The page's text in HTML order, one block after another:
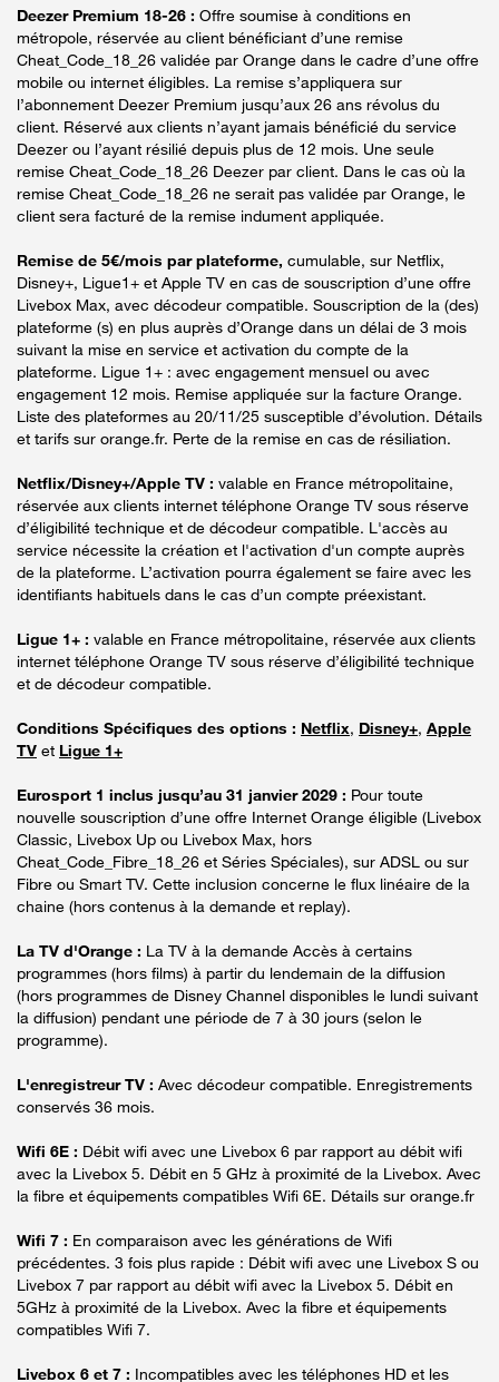
Deezer Premium 18-26 : Offre soumise à conditions en
métropole, réservée au client bénéficiant d’une remise
Cheat_Code_18_26 validée par Orange dans le cadre d’une offre
mobile ou internet éligibles. La remise s’appliquera sur
l’abonnement Deezer Premium jusqu’aux 26 ans révolus du
client. Réservé aux clients n’ayant jamais bénéficié du service
Deezer ou l’ayant résilié depuis plus de 12 mois. Une seule
remise Cheat_Code_18_26 Deezer par client. Dans le cas où la
remise Cheat_Code_18_26 ne serait pas validée par Orange, le
client sera facturé de la remise indument appliquée.
Remise de 5€/mois par plateforme, cumulable, sur Netflix,
Disney+, Ligue1+ et Apple TV en cas de souscription d’une offre
Livebox Max, avec décodeur compatible. Souscription de la (des)
plateforme (s) en plus auprès d’Orange dans un délai de 3 mois
suivant la mise en service et activation du compte de la
plateforme. Ligue 1+ : avec engagement mensuel ou avec
engagement 12 mois. Remise appliquée sur la facture Orange.
Liste des plateformes au 20/11/25 susceptible d’évolution. Détails
et tarifs sur orange.fr. Perte de la remise en cas de résiliation.
Netflix/Disney+/Apple TV : valable en France métropolitaine,
réservée aux clients internet téléphone Orange TV sous réserve
d’éligibilité technique et de décodeur compatible. L'accès au
service nécessite la création et l'activation d'un compte auprès
de la plateforme. L’activation pourra également se faire avec les
identifiants habituels dans le cas d’un compte préexistant.
Ligue 1+ : valable en France métropolitaine, réservée aux clients
internet téléphone Orange TV sous réserve d’éligibilité technique
et de décodeur compatible.
Conditions Spécifiques des options : Netflix, Disney+, Apple
TV et Ligue 1+
Eurosport 1 inclus jusqu’au 31 janvier 2029 : Pour toute
nouvelle souscription d’une offre Internet Orange éligible (Livebox
Classic, Livebox Up ou Livebox Max, hors
Cheat_Code_Fibre_18_26 et Séries Spéciales), sur ADSL ou sur
Fibre ou Smart TV. Cette inclusion concerne le flux linéaire de la
chaine (hors contenus à la demande et replay).
La TV d'Orange : La TV à la demande Accès à certains
programmes (hors films) à partir du lendemain de la diffusion
(hors programmes de Disney Channel disponibles le lundi suivant
la diffusion) pendant une période de 7 à 30 jours (selon le
programme).
L'enregistreur TV : Avec décodeur compatible. Enregistrements
conservés 36 mois.
Wifi 6E : Débit wifi avec une Livebox 6 par rapport au débit wifi
avec la Livebox 5. Débit en 5 GHz à proximité de la Livebox. Avec
la fibre et équipements compatibles Wifi 6E. Détails sur orange.fr
Wifi 7 : En comparaison avec les générations de Wifi
précédentes. 3 fois plus rapide : Débit wifi avec une Livebox S ou
Livebox 7 par rapport au débit wifi avec la Livebox 5. Débit en
5GHz à proximité de la Livebox. Avec la fibre et équipements
compatibles Wifi 7.
Livebox 6 et 7 : Incompatibles avec les téléphones HD et les